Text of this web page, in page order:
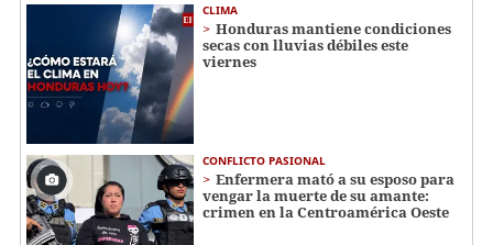
CLIMA
Honduras mantiene condiciones
secas con lluvias débiles este
viernes
CONFLICTO PASIONAL
Enfermera mató a su esposo para
vengar la muerte de su amante:
crimen en la Centroamérica Oeste